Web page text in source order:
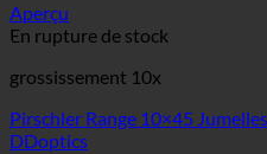
Aperçu
En rupture de stock
grossissement 10x
Pirschler Range 10×45
DDoptics